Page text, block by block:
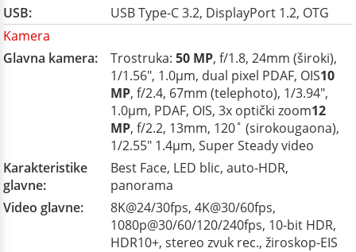
USB:
USB Type-C 3.2, DisplayPort 1.2, OTG
Kamera
Glavna kamera:
Trostruka: 50 MP, f/1.8, 24mm (široki),
1/1.56", 1.0µm, dual pixel PDAF, OIS10
MP, f/2.4, 67mm (telephoto), 1/3.94",
1.0µm, PDAF, OIS, 3x optički zoom12
MP, f/2.2, 13mm, 120˚ (sirokougaona),
1/2.55" 1.4µm, Super Steady video
Karakteristike
glavne:
Best Face, LED blic, auto-HDR,
panorama
Video glavne:
8K@24/30fps, 4K@30/60fps,
1080p@30/60/120/240fps, 10-bit HDR,
HDR10+, stereo zvuk rec., žiroskop-EIS